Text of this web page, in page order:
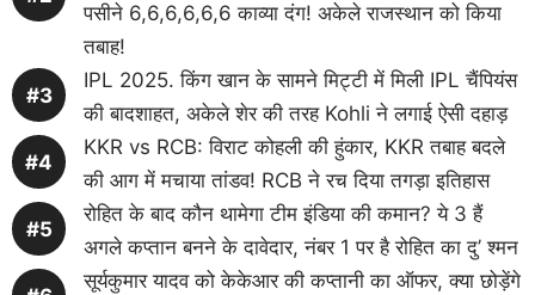
पसीने 6,6,6,6,6,6 काव्या दंग! अकेले राजस्थान को किया
तबाह!
IPL 2025. किंग खान के सामने मिट्टी में मिली IPL चैंपियंस
की बादशाहत, अकेले शेर की तरह Kohli ने लगाई ऐसी दहाड़
KKR vs RCB: विराट कोहली की हुंकार, KKR तबाह बदले
की आग में मचाया तांडव! RCB ने रच दिया तगड़ा इतिहास
रोहित के बाद कौन थामेगा टीम इंडिया की कमान? ये 3 हैं
अगले कप्तान बनने के दावेदार, नंबर 1 पर है रोहित का दु’ श्मन
सूर्यकुमार यादव को केकेआर की कप्तानी का ऑफर, क्या छोड़ेंगे